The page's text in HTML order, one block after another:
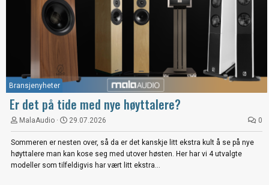
Bransjenyheter
Er det på tide med nye høyttalere?
MalaAudio 29.07.2026 0
Sommeren er nesten over, så da er det kanskje litt ekstra kult å se på nye
høyttalere man kan kose seg med utover høsten. Her har vi 4 utvalgte
modeller som tilfeldigvis har vært litt ekstra...